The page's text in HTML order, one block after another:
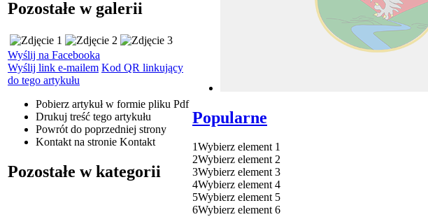
Pozostałe w galerii
Wyślij na Facebooka
Wyślij link e-mailem Kod QR linkujący
do tego artykułu
Pobierz artykuł w formie pliku Pdf
Drukuj treść tego artykułu
Powrót do poprzedniej strony
Kontakt na stronie Kontakt
Pozostałe w kategorii
Popularne
1Wybierz element 1
2Wybierz element 2
3Wybierz element 3
4Wybierz element 4
5Wybierz element 5
6Wybierz element 6